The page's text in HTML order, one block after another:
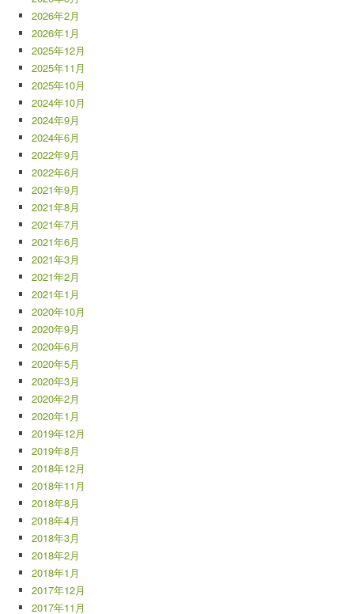
2026年2月
2026年1月
2025年12月
2025年11月
2025年10月
2024年10月
2024年9月
2024年6月
2022年9月
2022年6月
2021年9月
2021年8月
2021年7月
2021年6月
2021年3月
2021年2月
2021年1月
2020年10月
2020年9月
2020年6月
2020年5月
2020年3月
2020年2月
2020年1月
2019年12月
2019年8月
2018年12月
2018年11月
2018年8月
2018年4月
2018年3月
2018年2月
2018年1月
2017年12月
2017年11月